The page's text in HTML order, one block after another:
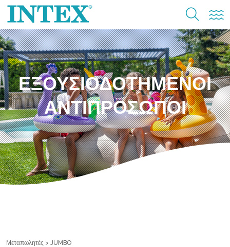
ΕΞΟΥΣΙΟΔΟΤΗΜΕΝΟΙ
ΑΝΤΙΠΡΟΣΩΠΟΙ
Μεταπωλητές > JUMBO